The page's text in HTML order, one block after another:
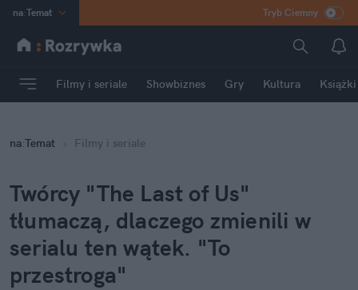
na:Temat
INN Poland
mama
Rozrywka
Tryb Ciemny
Filmy i seriale Showbiznes Gry Kultura Książki
na:Temat Filmy i seriale
Twórcy "The Last of Us"
tłumaczą, dlaczego zmienili w
serialu ten wątek. "To
przestroga"